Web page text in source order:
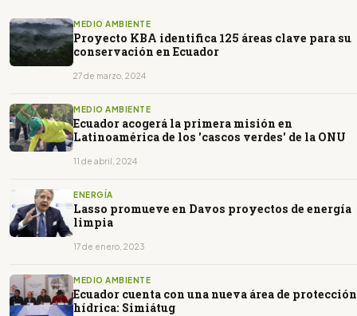
MEDIO AMBIENTE
Proyecto KBA identifica 125 áreas clave para su
conservación en Ecuador
27 de marzo, 2024
MEDIO AMBIENTE
Ecuador acogerá la primera misión en
Latinoamérica de los 'cascos verdes' de la ONU
11 de abril, 2024
ENERGÍA
Lasso promueve en Davos proyectos de energía
limpia
17 de enero, 2023
MEDIO AMBIENTE
Ecuador cuenta con una nueva área de protección
hídrica: Simiátug